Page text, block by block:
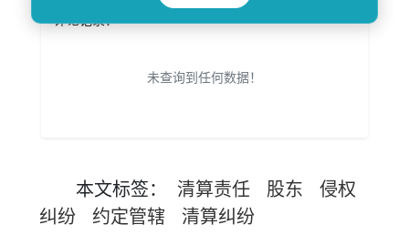
评论记录：
未查询到任何数据！
本文标签： 清算责任 股东
侵权
纠纷
约定管辖 清算纠纷